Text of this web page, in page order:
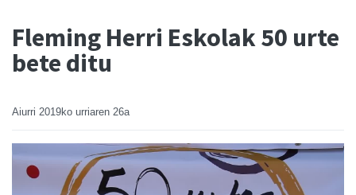
Fleming Herri Eskolak 50 urte
bete ditu
Aiurri 2019ko urriaren 26a